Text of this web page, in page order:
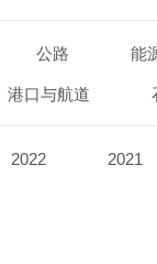
公路 能
港口与航道
2022 2021